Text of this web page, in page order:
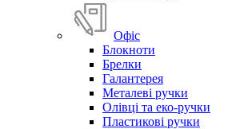
Офіс
Блокноти
Брелки
Галантерея
Металеві ручки
Олівці та еко-ручки
Пластикові ручки